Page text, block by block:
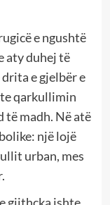
e ngushtë
aty duhej të
e gjelbër e
qarkullimin
të madh. Në atë
një lojë
urban, mes